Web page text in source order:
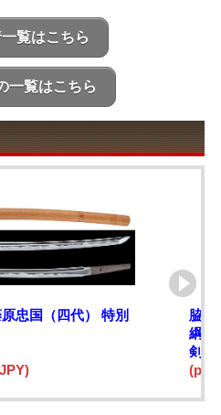
覧はこちら
一覧はこちら
忠国（四代） 特別
脇
綱)
剣